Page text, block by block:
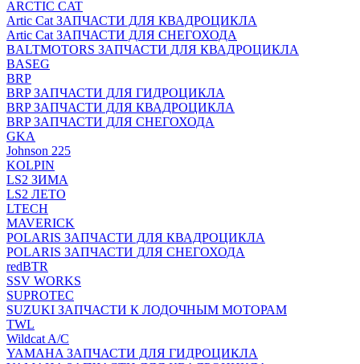
ARCTIC CAT
Artic Cat ЗАПЧАСТИ ДЛЯ КВАДРОЦИКЛА
Artic Cat ЗАПЧАСТИ ДЛЯ СНЕГОХОДА
BALTMOTORS ЗАПЧАСТИ ДЛЯ КВАДРОЦИКЛА
BASEG
BRP
BRP ЗАПЧАСТИ ДЛЯ ГИДРОЦИКЛА
BRP ЗАПЧАСТИ ДЛЯ КВАДРОЦИКЛА
BRP ЗАПЧАСТИ ДЛЯ СНЕГОХОДА
GKA
Johnson 225
KOLPIN
LS2 ЗИМА
LS2 ЛЕТО
LTECH
MAVERICK
POLARIS ЗАПЧАСТИ ДЛЯ КВАДРОЦИКЛА
POLARIS ЗАПЧАСТИ ДЛЯ СНЕГОХОДА
redBTR
SSV WORKS
SUPROTEC
SUZUKI ЗАПЧАСТИ К ЛОДОЧНЫМ МОТОРАМ
TWL
Wildcat A/C
YAMAHA ЗАПЧАСТИ ДЛЯ ГИДРОЦИКЛА